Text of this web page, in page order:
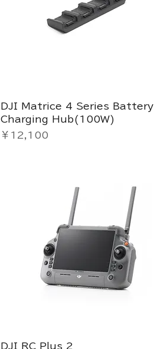
DJI Matrice 4 Series Battery
Charging Hub(100W)
価格
￥12,100
DJI RC Plus 2